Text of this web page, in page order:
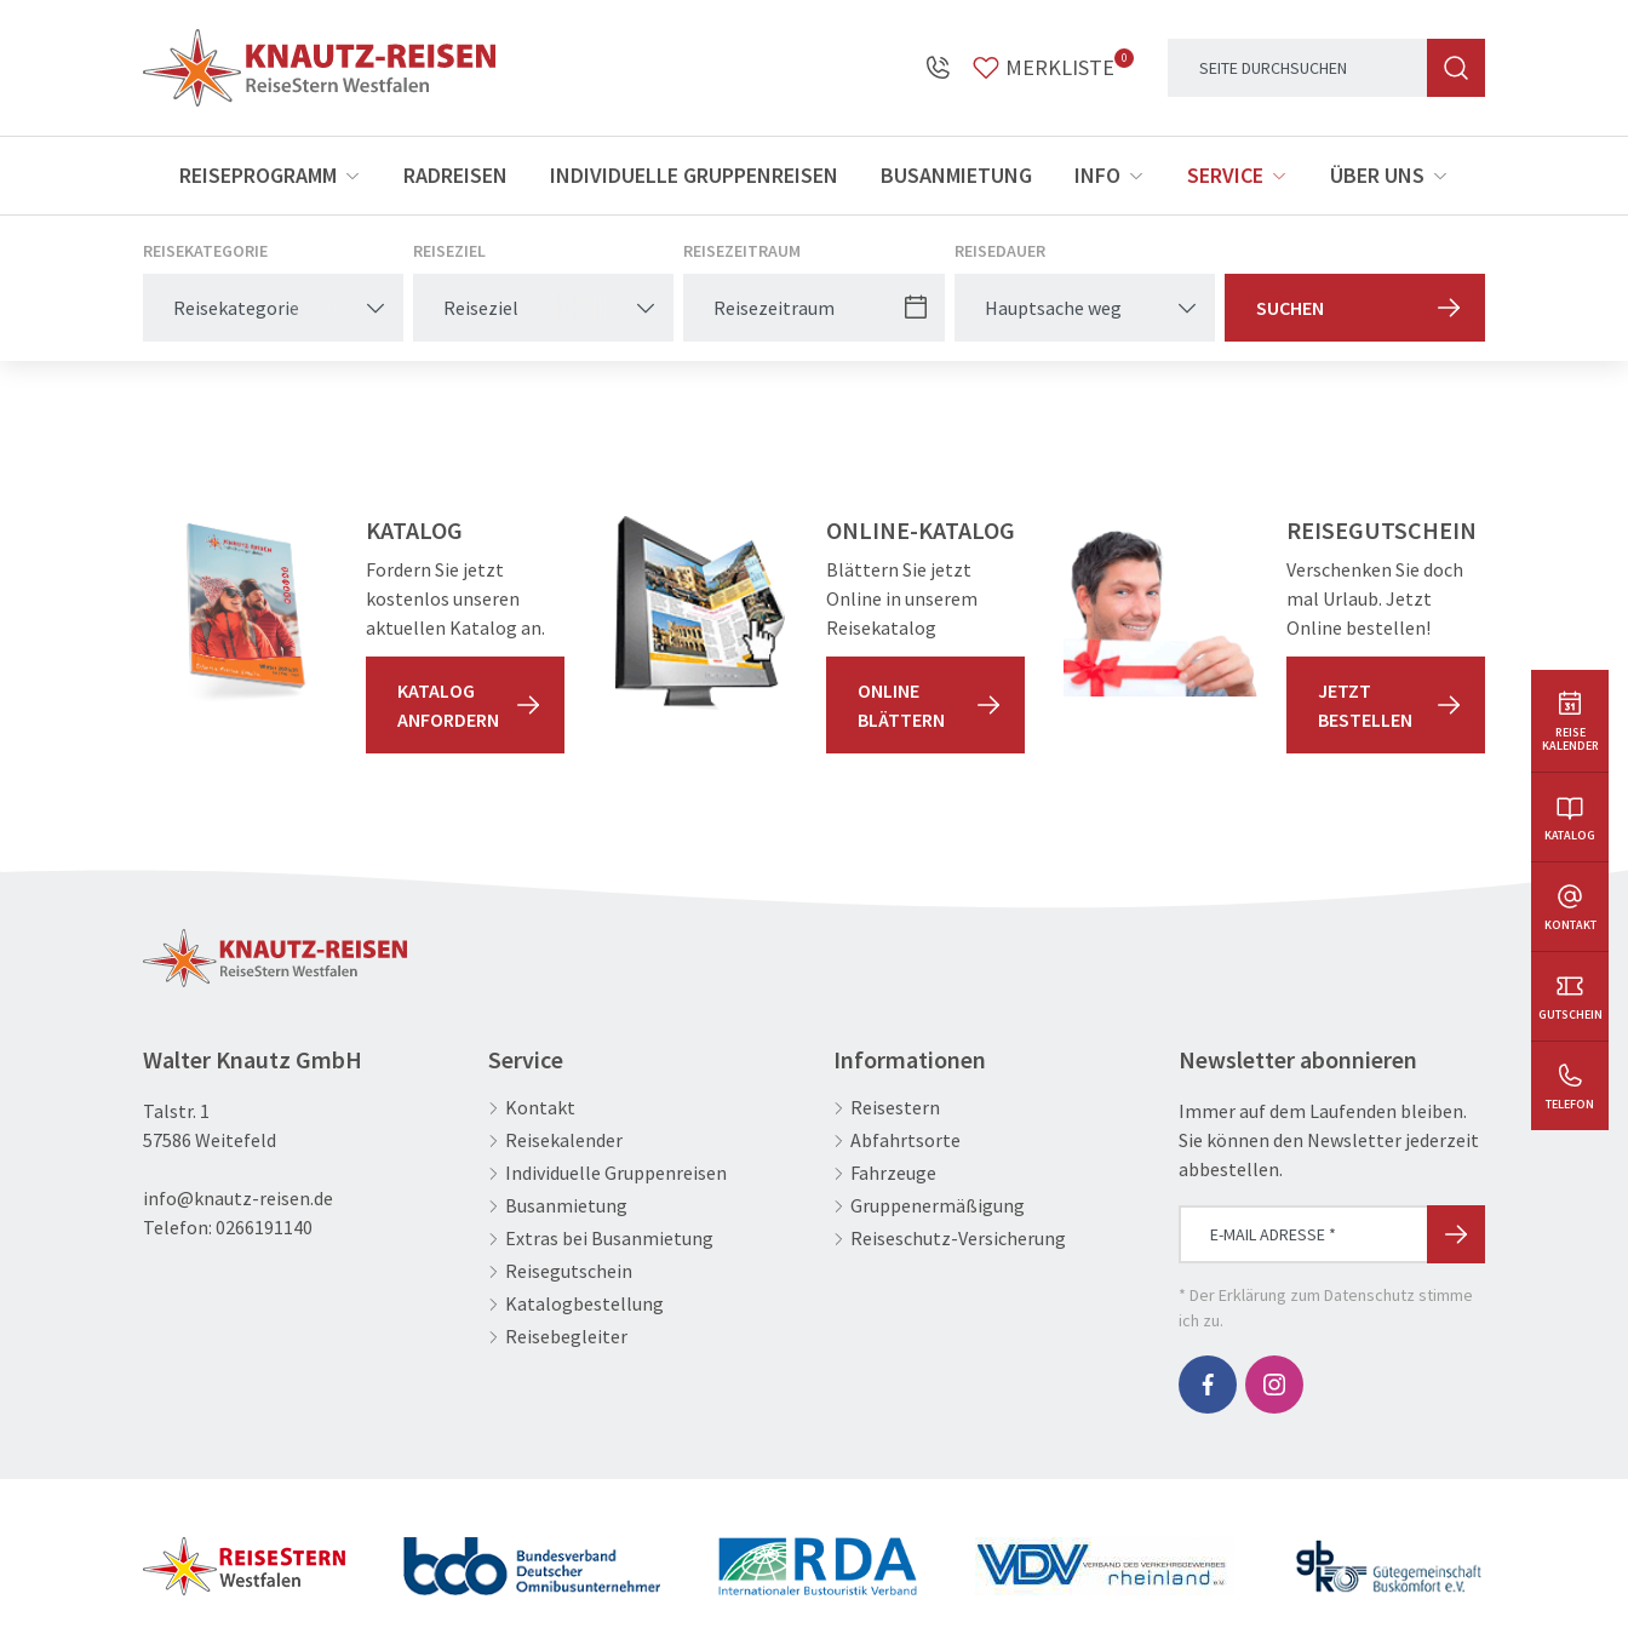
Öffnungszeiten
MERKLISTE 0
REISEPROGRAMM RADREISEN INDIVIDUELLE GRUPPENREISEN BUSANMIETUNG INFO SERVICE ÜBER UNS
REISEKATEGORIE
Reisekategorie
REISEZIEL
Reiseziel
REISEZEITRAUM REISEDAUER
Hauptsache weg SUCHEN
REISE
KALENDER
KATALOG
KONTAKT
GUTSCHEIN
TELEFON
KATALOG
Fordern Sie jetzt
kostenlos unseren
aktuellen Katalog an.
KATALOG
ANFORDERN
ONLINE-KATALOG
Blättern Sie jetzt
Online in unserem
Reisekatalog
ONLINE
BLÄTTERN
REISEGUTSCHEIN
Verschenken Sie doch
mal Urlaub. Jetzt
Online bestellen!
JETZT
BESTELLEN
Walter Knautz GmbH
Talstr. 1
57586 Weitefeld
info@knautz-reisen.de
Telefon: 0266191140
Service
Kontakt
Reisekalender
Individuelle Gruppenreisen
Busanmietung
Extras bei Busanmietung
Reisegutschein
Katalogbestellung
Reisebegleiter
Informationen
Reisestern
Abfahrtsorte
Fahrzeuge
Gruppenermäßigung
Reiseschutz-Versicherung
Newsletter abonnieren
Immer auf dem Laufenden bleiben.
Sie können den Newsletter jederzeit
abbestellen.
* Der Erklärung zum Datenschutz stimme
ich zu.